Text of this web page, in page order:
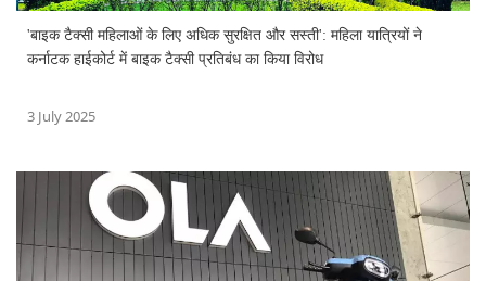
'बाइक टैक्सी महिलाओं के लिए अधिक सुरक्षित और सस्ती': महिला यात्रियों ने
कर्नाटक हाईकोर्ट में बाइक टैक्सी प्रतिबंध का किया विरोध
3 July 2025